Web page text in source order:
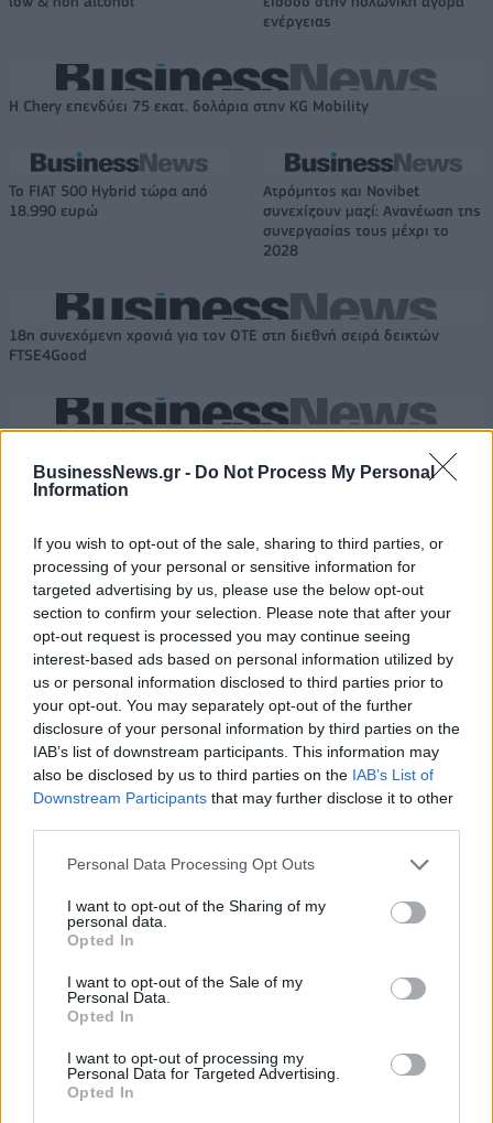
BusinessNews.gr - Do Not Process My Personal
Information
If you wish to opt-out of the sale, sharing to third parties, or
processing of your personal or sensitive information for
targeted advertising by us, please use the below opt-out
section to confirm your selection. Please note that after your
opt-out request is processed you may continue seeing
interest-based ads based on personal information utilized by
us or personal information disclosed to third parties prior to
your opt-out. You may separately opt-out of the further
disclosure of your personal information by third parties on the
IAB’s list of downstream participants. This information may
also be disclosed by us to third parties on the IAB’s List of
Downstream Participants that may further disclose it to other
Personal Data Processing Opt Outs
I want to opt-out of the Sharing of my
personal data.
Opted In
I want to opt-out of the Sale of my
Personal Data.
Opted In
I want to opt-out of processing my
Personal Data for Targeted Advertising.
Opted In
ενέργειας
Η Chery επενδύει 75 εκατ. δολάρια στην KG Mobility
Το FIAT 500 Hybrid τώρα από
18.990 ευρώ
Ατρόμητος και Novibet
συνεχίζουν μαζί: Ανανέωση της
συνεργασίας τους μέχρι το
2028
18η συνεχόμενη χρονιά για τον ΟΤΕ στη διεθνή σειρά δεικτών
FTSE4Good
ΠΕΡΙΣΣΌΤΕΡΑ ΣΕ ΑΥΤΉ ΤΗΝ ΚΑΤΗΓΟΡΊΑ
Ευρωαγορές: Με οριακά
κέρδη η έναρξη των
συναλλαγών της Τρίτης
Στο +25,7% οι εξαγωγές
το Δεκέμβριο, στο +36,7%
και στα 54,6 δισ. στο
σύνολο του 2022